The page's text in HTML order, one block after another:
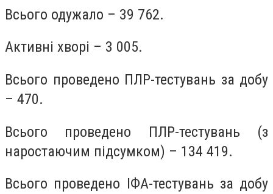
Всього одужало – 39 762.
Активні хворі – 3 005.
Всього проведено ПЛР-тестувань за добу
– 470.
Всього проведено ПЛР-тестувань (з
наростаючим підсумком) – 134 419.
Всього проведено ІФА-тестувань за добу